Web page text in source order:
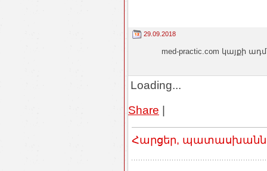
29.09.2018
med-practic.com կայքի
Loading...
Share |
Հարցեր,